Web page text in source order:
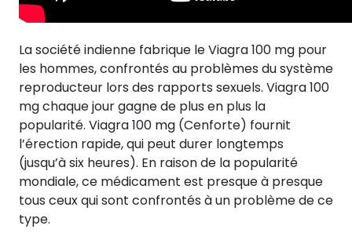
La société indienne fabrique le Viagra 100 mg pour
les hommes, confrontés au problèmes du système
reproducteur lors des rapports sexuels. Viagra 100
mg chaque jour gagne de plus en plus la
popularité. Viagra 100 mg (Cenforte) fournit
l’érection rapide, qui peut durer longtemps
(jusqu’à six heures). En raison de la popularité
mondiale, ce médicament est presque à presque
tous ceux qui sont confrontés à un problème de ce
type.